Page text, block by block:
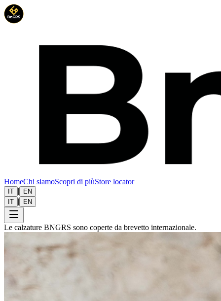
HomeChi siamoScopri di piùStore locator
IT |
EN
IT | EN
Le calzature BNGRS sono coperte da brevetto internazionale.